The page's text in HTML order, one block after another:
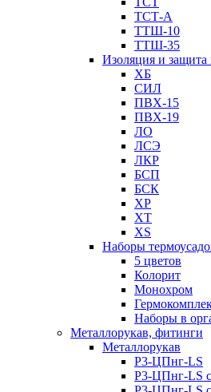
ТСТ-А
ТТШ-10
ТТШ-35
Изоляция и защита
ХБ
СИЛ
ПВХ-15
ПВХ-19
ЛО
ЛСЭ
ЛКР
БСП
БСК
XP
XT
XS
Наборы
5 цветов
Колорит
Монохром
Наборы в
Металлорукав, фитинги
Металлорукав
Р3-ЦПнг-LS
Р3-ЦПнг-LS